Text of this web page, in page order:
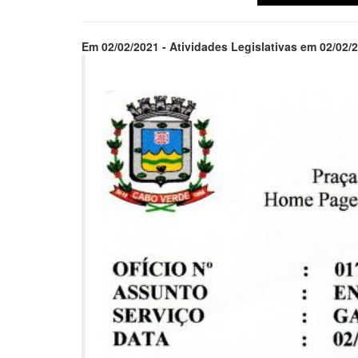
Em 02/02/2021 - Atividades Legislativas em 02/02/